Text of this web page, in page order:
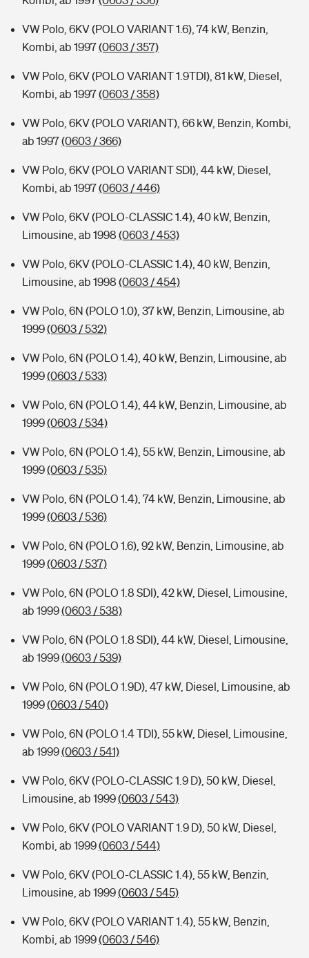
VW Polo, 6KV (POLO VARIANT 1.6), 74 kW, Benzin,
Kombi, ab 1997(0603 / 357)
VW Polo, 6KV (POLO VARIANT 1.9TDI), 81 kW, Diesel,
Kombi, ab 1997(0603 / 358)
VW Polo, 6KV (POLO VARIANT), 66 kW, Benzin, Kombi,
ab 1997(0603 / 366)
VW Polo, 6KV (POLO VARIANT SDI), 44 kW, Diesel,
Kombi, ab 1997(0603 / 446)
VW Polo, 6KV (POLO-CLASSIC 1.4), 40 kW, Benzin,
Limousine, ab 1998 (0603 / 453)
VW Polo, 6KV (POLO-CLASSIC 1.4), 40 kW, Benzin,
Limousine, ab 1998 (0603 / 454)
VW Polo, 6N (POLO 1.0), 37 kW, Benzin, Limousine, ab
1999(0603 / 532)
VW Polo, 6N (POLO 1.4), 40 kW, Benzin, Limousine, ab
1999(0603 / 533)
VW Polo, 6N (POLO 1.4), 44 kW, Benzin, Limousine, ab
1999(0603 / 534)
VW Polo, 6N (POLO 1.4), 55 kW, Benzin, Limousine, ab
1999(0603 / 535)
VW Polo, 6N (POLO 1.4), 74 kW, Benzin, Limousine, ab
1999(0603 / 536)
VW Polo, 6N (POLO 1.6), 92 kW, Benzin, Limousine, ab
1999(0603 / 537)
VW Polo, 6N (POLO 1.8 SDI), 42 kW, Diesel, Limousine,
ab 1999(0603 / 538)
VW Polo, 6N (POLO 1.8 SDI), 44 kW, Diesel, Limousine,
ab 1999(0603 / 539)
VW Polo, 6N (POLO 1.9D), 47 kW, Diesel, Limousine, ab
1999(0603 / 540)
VW Polo, 6N (POLO 1.4 TDI), 55 kW, Diesel, Limousine,
ab 1999(0603 / 541)
VW Polo, 6KV (POLO-CLASSIC 1.9 D), 50 kW, Diesel,
Limousine, ab 1999(0603 / 543)
VW Polo, 6KV (POLO VARIANT 1.9 D), 50 kW, Diesel,
Kombi, ab 1999(0603 / 544)
VW Polo, 6KV (POLO-CLASSIC 1.4), 55 kW, Benzin,
Limousine, ab 1999(0603 / 545)
VW Polo, 6KV (POLO VARIANT 1.4), 55 kW, Benzin,
Kombi, ab 1999(0603 / 546)